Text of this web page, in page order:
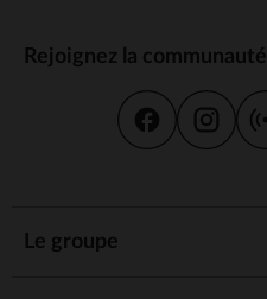
Rejoignez la communauté
Le groupe